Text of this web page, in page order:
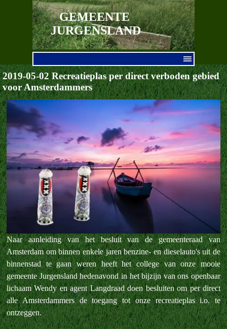
Ga naar de inhoud
GEMEENTE
JURGENSLAND
2019-05-02 Recreatieplas per direct verboden gebied
voor Amsterdammers
Naar aanleiding van het besluit van de gemeenteraad van
Amsterdam om binnen enkele jaren benzine- en dieselauto's uit de
binnenstad te gaan weren heeft het college van onze mooie
gemeente Jurgensland hedenavond in het bijzijn van ons openbaar
lichaam Wendy en agent Langdraad doen besluiten om per direct
alle Amsterdammers de toegang tot onze recreatieplas i.o. te
ontzeggen.